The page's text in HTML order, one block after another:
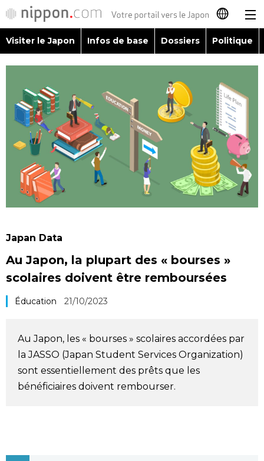
日本語
简体字
繁體字
Español
العربية
Visiter le Japon
Infos de base
Dossiers
Société
Gastronomie
Le japonais
Visiter le Japon Infos de base Dossiers Politique
Japan Data
Au Japon, la plupart des « bourses »
scolaires doivent être remboursées
Éducation 21/10/2023
Au Japon, les « bourses » scolaires accordées par
la JASSO (Japan Student Services Organization)
sont essentiellement des prêts que les
bénéficiaires doivent rembourser.